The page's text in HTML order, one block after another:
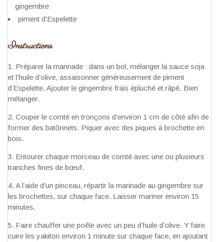
gingembre
piment d’Espelette
Instructions
Préparer la marinade : dans un bol, mélanger la sauce soja
et l’huile d’olive, assaisonner généreusement de piment
d’Espelette. Ajouter le gingembre frais épluché et râpé. Bien
mélanger.
Couper le comté en tronçons d’environ 1 cm de côté afin de
former des batônnets. Piquer avec des piques à brochette en
bois.
Entourer chaque morceau de comté avec une ou plusieurs
tranches fines de bœuf.
A l’aide d’un pinceau, répartir la marinade au gingembre sur
les brochettes, sur chaque face. Laisser mariner environ 15
minutes.
Faire chauffer une poêle avec un peu d’huile d’olive. Y faire
cuire les yakitori environ 1 minute sur chaque face, en ajoutant